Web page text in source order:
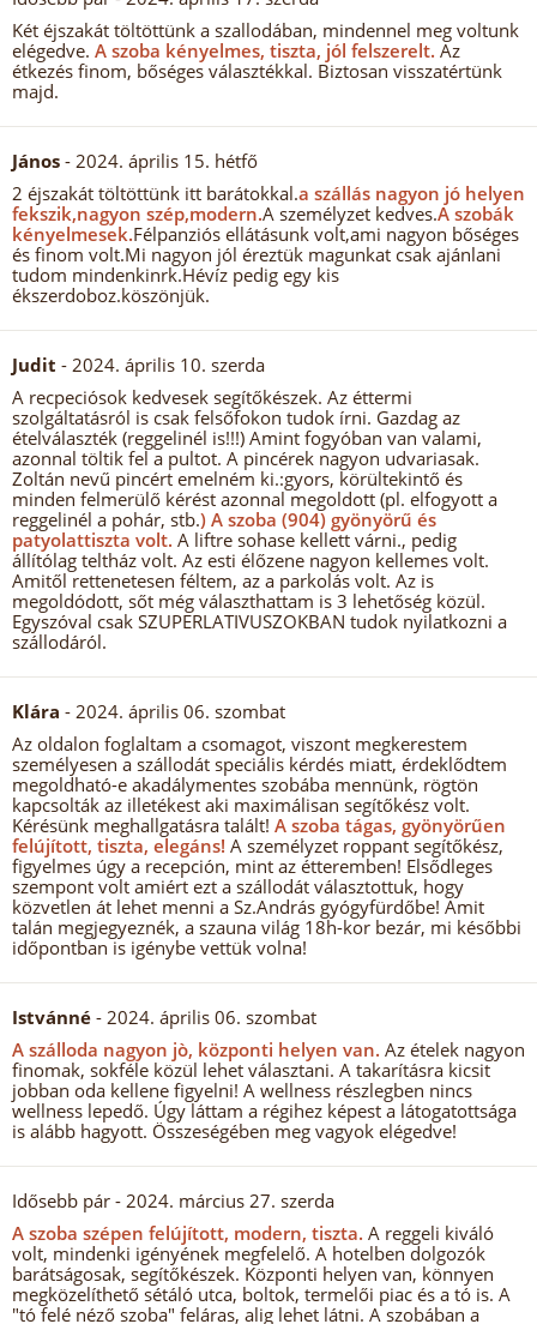
Két éjszakát töltöttünk a szallodában, mindennel meg voltunk
elégedve. A szoba kényelmes, tiszta, jól felszerelt. Az
étkezés finom, bőséges választékkal. Biztosan visszatértünk
majd.
János - 2024. április 15. hétfő
2 éjszakát töltöttünk itt barátokkal.a szállás nagyon jó helyen
fekszik,nagyon szép,modern.A személyzet kedves.A szobák
kényelmesek.Félpanziós ellátásunk volt,ami nagyon bőséges
és finom volt.Mi nagyon jól éreztük magunkat csak ajánlani
tudom mindenkinrk.Hévíz pedig egy kis
ékszerdoboz.köszönjük.
Judit - 2024. április 10. szerda
A recpeciósok kedvesek segítőkészek. Az éttermi
szolgáltatásról is csak felsőfokon tudok írni. Gazdag az
ételválaszték (reggelinél is!!!) Amint fogyóban van valami,
azonnal töltik fel a pultot. A pincérek nagyon udvariasak.
Zoltán nevű pincért emelném ki.:gyors, körültekintő és
minden felmerülő kérést azonnal megoldott (pl. elfogyott a
reggelinél a pohár, stb.) A szoba (904) gyönyörű és
patyolattiszta volt. A liftre sohase kellett várni., pedig
állítólag teltház volt. Az esti élőzene nagyon kellemes volt.
Amitől rettenetesen féltem, az a parkolás volt. Az is
megoldódott, sőt még választhattam is 3 lehetőség közül.
Egyszóval csak SZUPERLATIVUSZOKBAN tudok nyilatkozni a
szállodáról.
Klára - 2024. április 06. szombat
Az oldalon foglaltam a csomagot, viszont megkerestem
személyesen a szállodát speciális kérdés miatt, érdeklődtem
megoldható-e akadálymentes szobába mennünk, rögtön
kapcsolták az illetékest aki maximálisan segítőkész volt.
Kérésünk meghallgatásra talált! A szoba tágas, gyönyörűen
felújított, tiszta, elegáns! A személyzet roppant segítőkész,
figyelmes úgy a recepción, mint az étteremben! Elsődleges
szempont volt amiért ezt a szállodát választottuk, hogy
közvetlen át lehet menni a Sz.András gyógyfürdőbe! Amit
talán megjegyeznék, a szauna világ 18h-kor bezár, mi későbbi
időpontban is igénybe vettük volna!
Istvánné - 2024. április 06. szombat
A szálloda nagyon jò, központi helyen van. Az ételek nagyon
finomak, sokféle közül lehet választani. A takarításra kicsit
jobban oda kellene figyelni! A wellness részlegben nincs
wellness lepedő. Úgy láttam a régihez képest a látogatottsága
is alább hagyott. Összeségében meg vagyok elégedve!
Idősebb pár - 2024. március 27. szerda
A szoba szépen felújított, modern, tiszta. A reggeli kiváló
volt, mindenki igényének megfelelő. A hotelben dolgozók
barátságosak, segítőkészek. Központi helyen van, könnyen
megközelíthető sétáló utca, boltok, termelői piac és a tó is. A
"tó felé néző szoba" feláras, alig lehet látni. A szobában a